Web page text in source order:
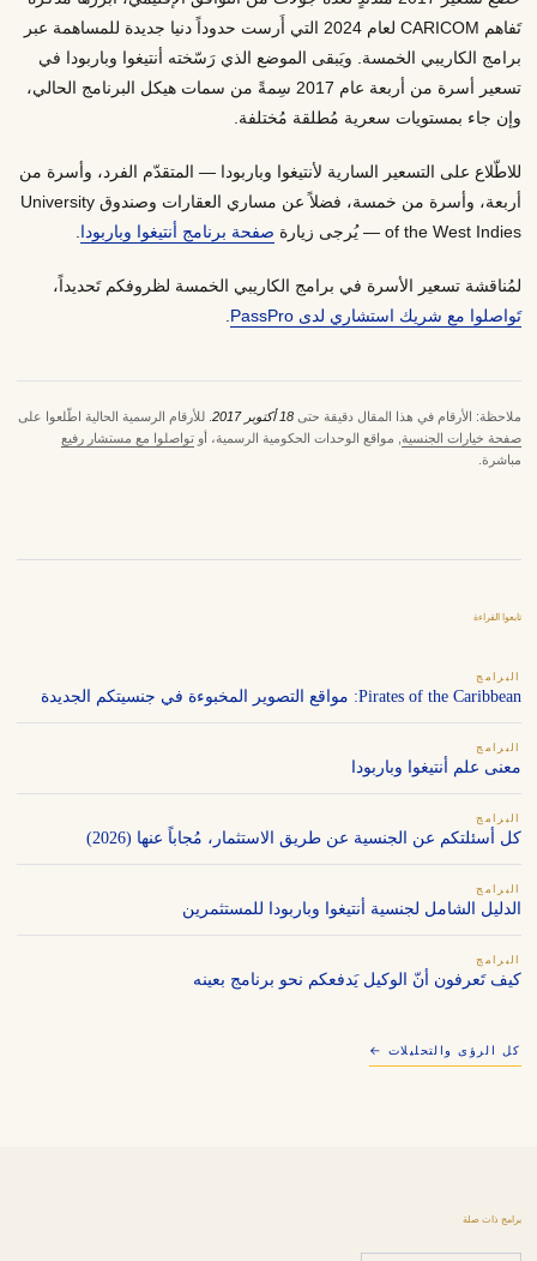
تَفاهم CARICOM لعام 2024 التي أَرست حدوداً دنيا جديدة للمساهمة عبر
برامج الكاريبي الخمسة. ويَبقى الموضع الذي رَسّخته أنتيغوا وباربودا في
تسعير أسرة من أربعة عام 2017 سِمةً من سمات هيكل البرنامج الحالي،
وإن جاء بمستويات سعرية مُطلقة مُختلفة.
للاطّلاع على التسعير السارية لأنتيغوا وباربودا — المتقدّم الفرد، وأسرة من
أربعة، وأسرة من خمسة، فضلاً عن مساري العقارات وصندوق University
of the West Indies — يُرجى زيارة
صفحة برنامج أنتيغوا وباربودا
لمُناقشة تسعير الأسرة في برامج الكاريبي الخمسة لظروفكم تَحديداً،
تَواصلوا مع شريك استشاري لدى PassPro
.
ملاحظة: الأرقام في هذا المقال دقيقة حتى18 أكتوبر 2017
. للأرقام الرسمية الحالية اطّلعوا على
صفحة خيارات الجنسية , مواقع الوحدات الحكومية الرسمية، أوتواصلوا مع مستشار رفيع
مباشرة.
تابعوا القراءة
البرامج
Pirates of the Caribbean: مواقع التصوير المخبوءة في جنسيتكم الجديدة
البرامج
معنى علم أنتيغوا وباربودا
البرامج
كل أسئلتكم عن الجنسية عن طريق الاستثمار، مُجاباً عنها (2026)
البرامج
الدليل الشامل لجنسية أنتيغوا وباربودا للمستثمرين
البرامج
كيف تَعرفون أنّ الوكيل يَدفعكم نحو برنامج بعينه
كل الرؤى والتحليلات ←
برامج ذات صلة